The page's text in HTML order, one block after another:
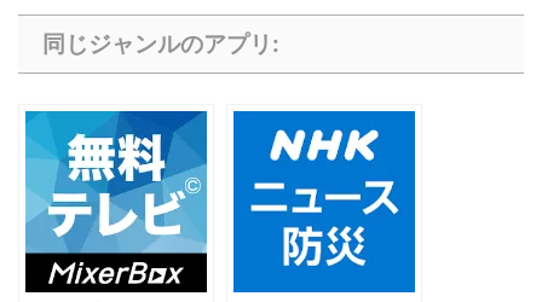
同じジャンルのアプリ: